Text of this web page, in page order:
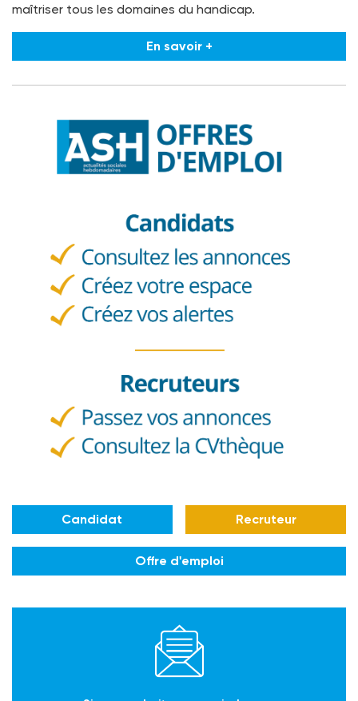
maîtriser tous les domaines du handicap.
En savoir +
Candidat Recruteur
Offre d'emploi